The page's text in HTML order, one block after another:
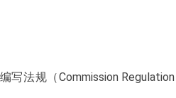
写法规（Commission Regulation